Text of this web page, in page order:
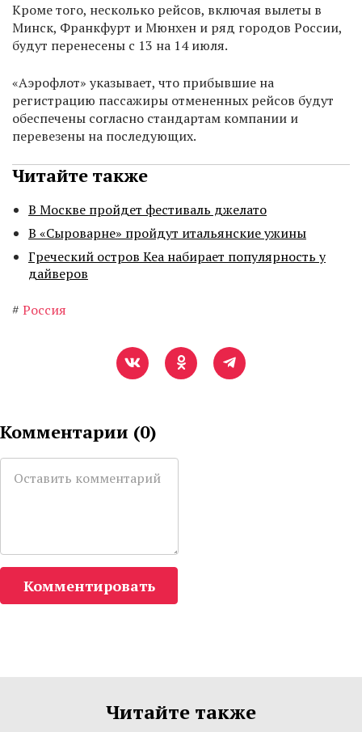
Кроме того, несколько рейсов, включая вылеты в
Минск, Франкфурт и Мюнхен и ряд городов России,
будут перенесены с 13 на 14 июля.
«Аэрофлот» указывает, что прибывшие на
регистрацию пассажиры отмененных рейсов будут
обеспечены согласно стандартам компании и
перевезены на последующих.
Читайте также
В Москве пройдет фестиваль джелато
В «Сыроварне» пройдут итальянские ужины
Греческий остров Кеа набирает популярность у
дайверов
# Россия
Комментарии (0)
Комментировать
Читайте также